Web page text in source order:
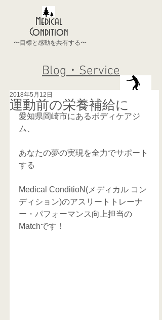
Medical
Condition
〜目標と感動を共有する〜
Blog・Service
運動前の栄養補給に
2018年5月12日
愛知県岡崎市にあるボディケアジ
ム、
あなたの夢の実現を全力でサポート
する
Medical ConditioN(メディカル コン
ディション)のアスリートトレーナ
ー・パフォーマンス向上担当の
Matchです！